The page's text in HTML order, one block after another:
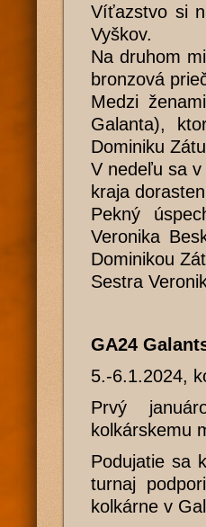
Víťazstvo si
Vyškov.
Na druhom
bronzová
Medzi
Galanta),
Dominiku
V nedeľu sa
kraja
Pekný
Veronika
Dominikou
Sestra
GA24
5.-6.1.2024,
Prvý
kolkárskemu
Podujatie sa
turnaj
kolkárne v